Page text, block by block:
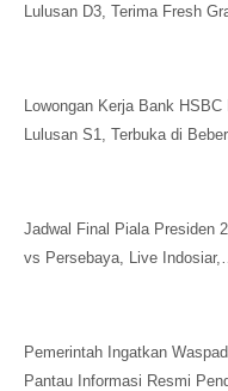
Lulusan D3, Terima Fresh
Lowongan Kerja Bank
Lulusan S1, Terbuka di
Jadwal Final Piala Presiden
vs Persebaya, Live Indosiar,…
Pemerintah Ingatkan
Pantau Informasi Resmi